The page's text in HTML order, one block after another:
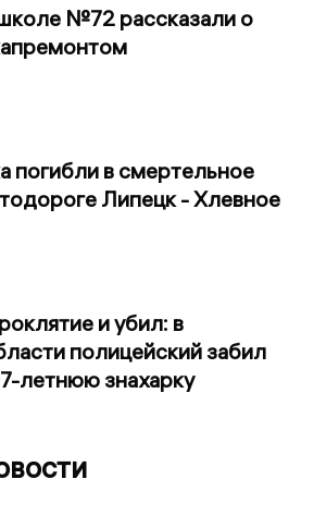
№72 рассказали о
погибли в смертельное
Липецк - Хлевное
и убил: в
полицейский забил
летнюю знахарку